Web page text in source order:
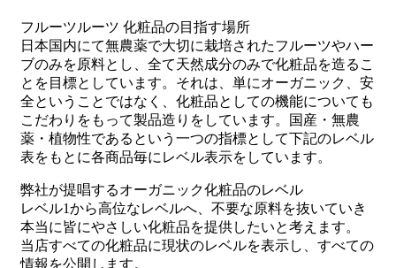
フルーツルーツ 化粧品の目指す場所
日本国内にて無農薬で大切に栽培されたフルーツやハー
ブのみを原料とし、全て天然成分のみで化粧品を造るこ
とを目標としています。それは、単にオーガニック、安
全ということではなく、化粧品としての機能についても
こだわりをもって製品造りをしています。国産・無農
薬・植物性であるという一つの指標として下記のレベル
表をもとに各商品毎にレベル表示をしています。
弊社が提唱するオーガニック化粧品のレベル
レベル1から高位なレベルへ、不要な原料を抜いていき
本当に皆にやさしい化粧品を提供したいと考えます。
当店すべての化粧品に現状のレベルを表示し、すべての
情報を公開します。